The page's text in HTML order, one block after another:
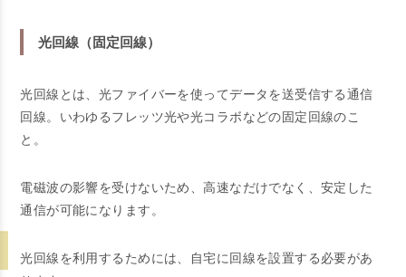
光回線（固定回線）
光回線とは、光ファイバーを使ってデータを送受信する通信
回線。いわゆるフレッツ光や光コラボなどの固定回線のこ
と。
電磁波の影響を受けないため、高速なだけでなく、安定した
通信が可能になります。
光回線を利用するためには、自宅に回線を設置する必要があ